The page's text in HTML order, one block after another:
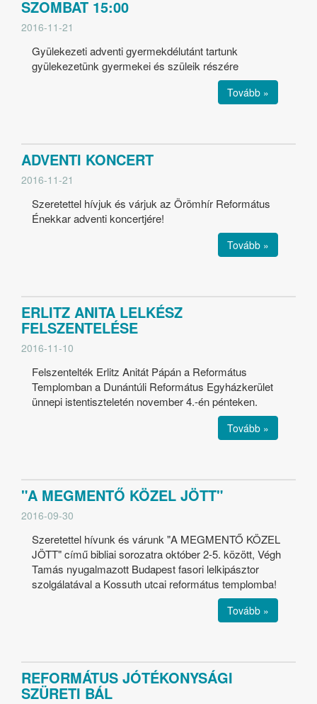
SZOMBAT 15:00
2016-11-21
Gyülekezeti adventi gyermekdélutánt tartunk
gyülekezetünk gyermekei és szüleik részére
Tovább »
ADVENTI KONCERT
2016-11-21
Szeretettel hívjuk és várjuk az Örömhír Református
Énekkar adventi koncertjére!
Tovább »
ERLITZ ANITA LELKÉSZ
FELSZENTELÉSE
2016-11-10
Felszentelték Erlitz Anitát Pápán a Református
Templomban a Dunántúli Református Egyházkerület
ünnepi istentiszteletén november 4.-én pénteken.
Tovább »
"A MEGMENTŐ KÖZEL JÖTT"
2016-09-30
Szeretettel hívunk és várunk "A MEGMENTŐ KÖZEL
JÖTT" című bibliai sorozatra október 2-5. között, Végh
Tamás nyugalmazott Budapest fasori lelkipásztor
szolgálatával a Kossuth utcai református templomba!
Tovább »
REFORMÁTUS JÓTÉKONYSÁGI
SZÜRETI BÁL